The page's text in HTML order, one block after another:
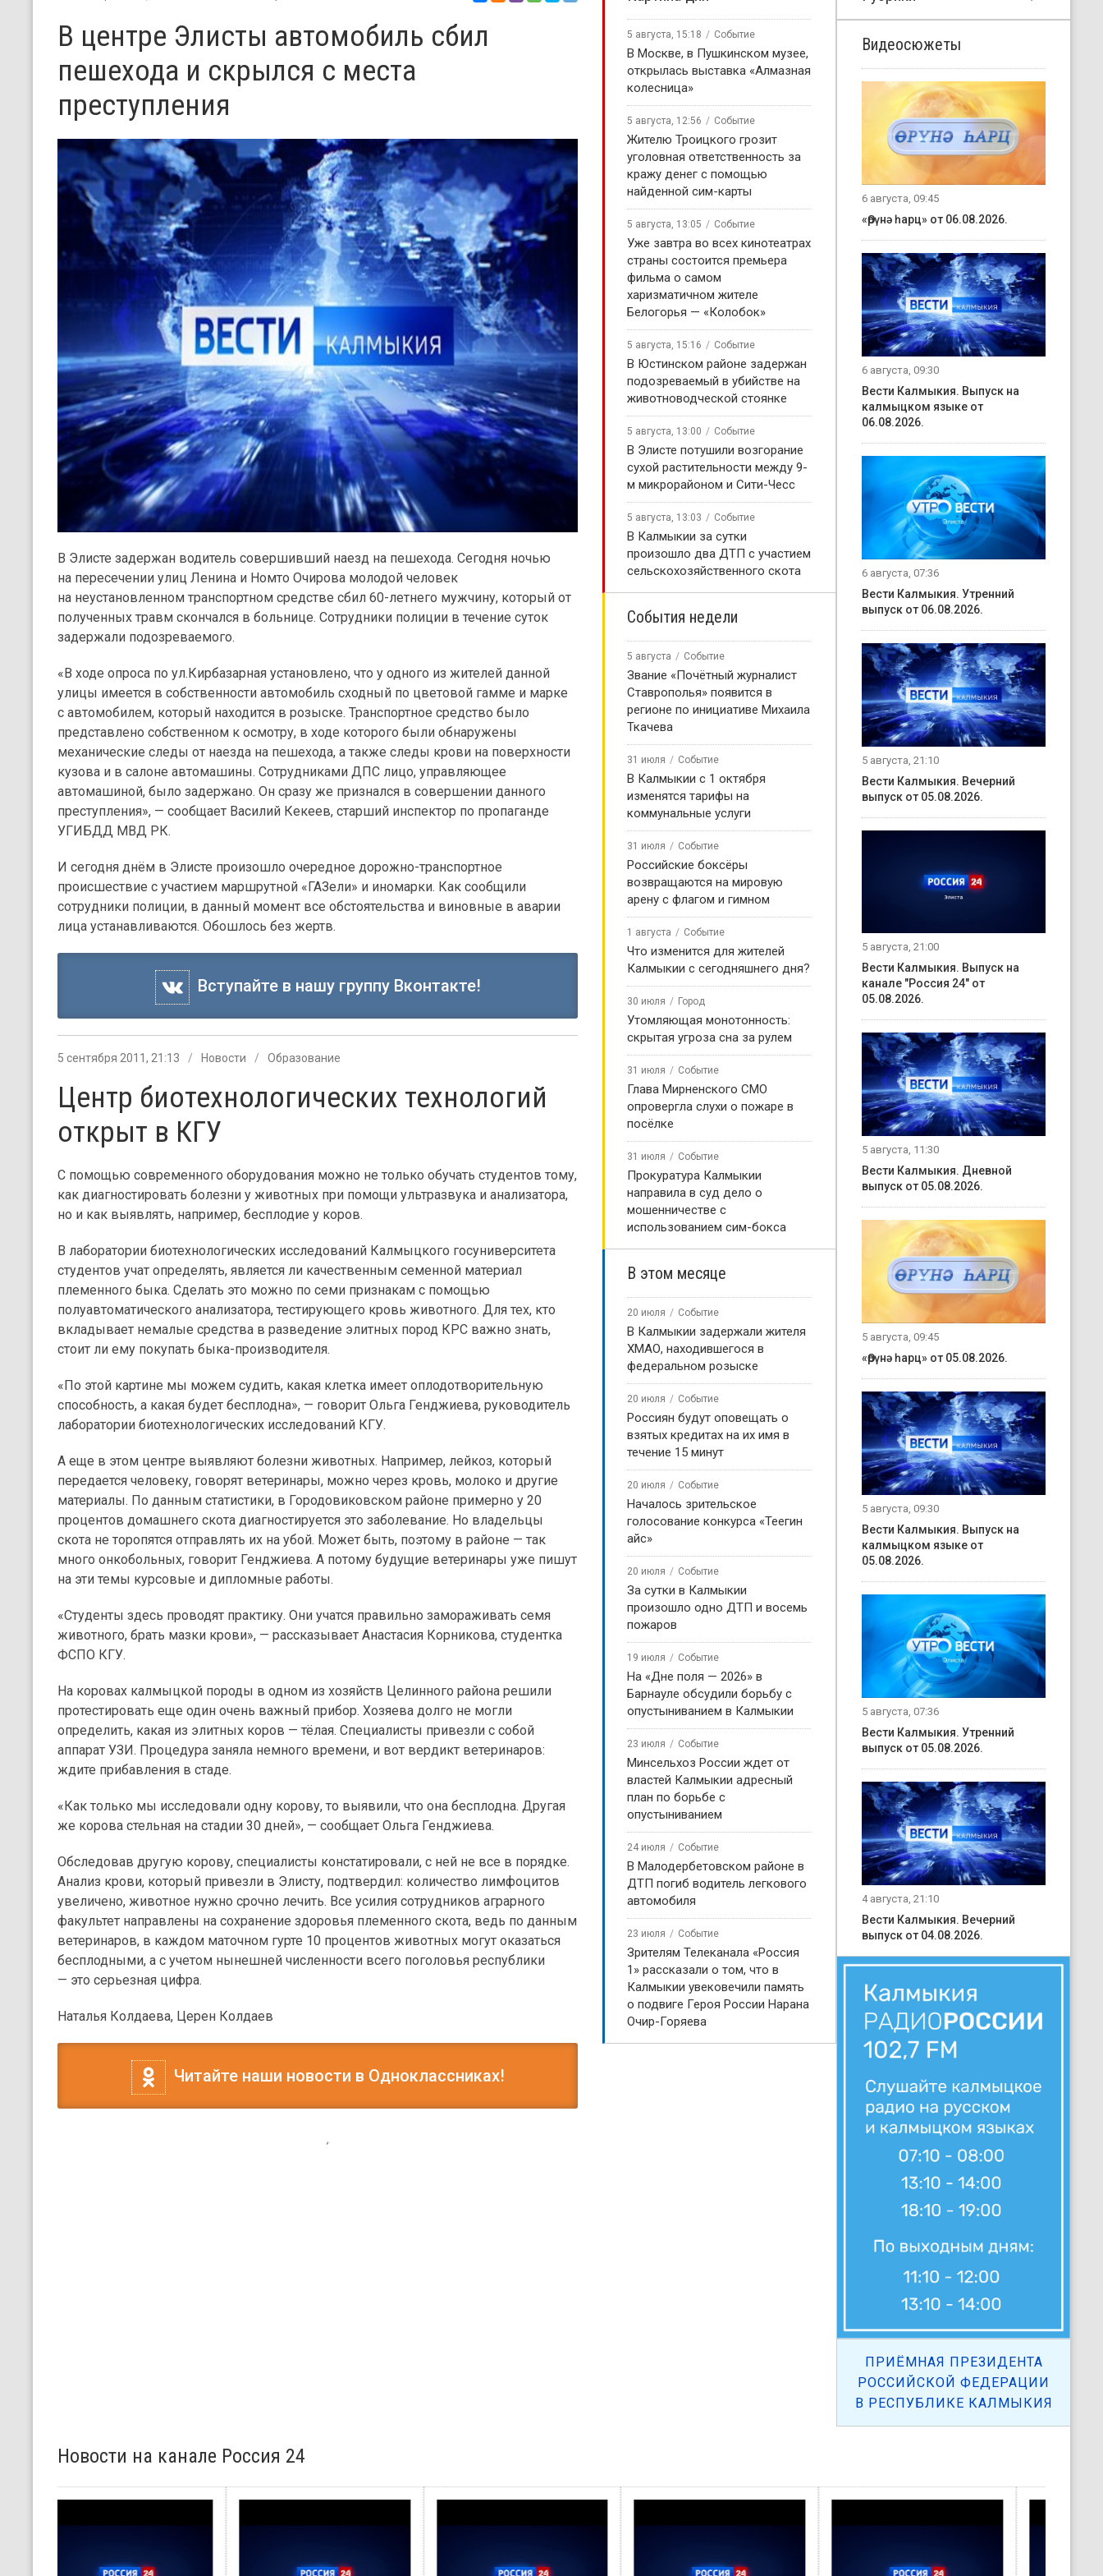
В центре Элисты автомобиль сбил
пешехода и скрылся с места
преступления
В Элисте задержан водитель совершивший наезд на пешехода. Сегодня ночью
на пересечении улиц Ленина и Номто Очирова молодой человек
на неустановленном транспортном средстве сбил 60-летнего мужчину, который от
полученных травм скончался в больнице. Сотрудники полиции в течение суток
задержали подозреваемого.
«В ходе опроса по ул.Кирбазарная установлено, что у одного из жителей данной
улицы имеется в собственности автомобиль сходный по цветовой гамме и марке
с автомобилем, который находится в розыске. Транспортное средство было
представлено собственном к осмотру, в ходе которого были обнаружены
механические следы от наезда на пешехода, а также следы крови на поверхности
кузова и в салоне автомашины. Сотрудниками ДПС лицо, управляющее
автомашиной, было задержано. Он сразу же признался в совершении данного
преступления», — сообщает Василий Кекеев, старший инспектор по пропаганде
УГИБДД МВД РК.
И сегодня днём в Элисте произошло очередное дорожно-транспортное
происшествие с участием маршрутной «ГАЗели» и иномарки. Как сообщили
сотрудники полиции, в данный момент все обстоятельства и виновные в аварии
лица устанавливаются. Обошлось без жертв.
Вступайте в нашу группу Вконтакте!
5 сентября 2011, 21:13 Новости Образование
Центр биотехнологических технологий
открыт в КГУ
С помощью современного оборудования можно не только обучать студентов тому,
как диагностировать болезни у животных при помощи ультразвука и анализатора,
но и как выявлять, например, бесплодие у коров.
В лаборатории биотехнологических исследований Калмыцкого госуниверситета
студентов учат определять, является ли качественным семенной материал
племенного быка. Сделать это можно по семи признакам с помощью
полуавтоматического анализатора, тестирующего кровь животного. Для тех, кто
вкладывает немалые средства в разведение элитных пород КРС важно знать,
стоит ли ему покупать быка-производителя.
«По этой картине мы можем судить, какая клетка имеет оплодотворительную
способность, а какая будет бесплодна», — говорит Ольга Генджиева, руководитель
лаборатории биотехнологических исследований КГУ.
А еще в этом центре выявляют болезни животных. Например, лейкоз, который
передается человеку, говорят ветеринары, можно через кровь, молоко и другие
материалы. По данным статистики, в Городовиковском районе примерно у 20
процентов домашнего скота диагностируется это заболевание. Но владельцы
скота не торопятся отправлять их на убой. Может быть, поэтому в районе — так
много онкобольных, говорит Генджиева. А потому будущие ветеринары уже пишут
на эти темы курсовые и дипломные работы.
«Студенты здесь проводят практику. Они учатся правильно замораживать семя
животного, брать мазки крови», — рассказывает Анастасия Корникова, студентка
ФСПО КГУ.
На коровах калмыцкой породы в одном из хозяйств Целинного района решили
протестировать еще один очень важный прибор. Хозяева долго не могли
определить, какая из элитных коров — тёлая. Специалисты привезли с собой
аппарат УЗИ. Процедура заняла немного времени, и вот вердикт ветеринаров:
ждите прибавления в стаде.
«Как только мы исследовали одну корову, то выявили, что она бесплодна. Другая
же корова стельная на стадии 30 дней», — сообщает Ольга Генджиева.
Обследовав другую корову, специалисты констатировали, с ней не все в порядке.
Анализ крови, который привезли в Элисту, подтвердил: количество лимфоцитов
увеличено, животное нужно срочно лечить. Все усилия сотрудников аграрного
факультет направлены на сохранение здоровья племенного скота, ведь по данным
ветеринаров, в каждом маточном гурте 10 процентов животных могут оказаться
бесплодными, а с учетом нынешней численности всего поголовья республики
— это серьезная цифра.
Наталья Колдаева, Церен Колдаев
Читайте наши новости в Одноклассниках!
5 августа, 15:18 Событие
В Москве, в Пушкинском музее,
открылась выставка «Алмазная
колесница»
5 августа, 12:56 Событие
Жителю Троицкого грозит
уголовная ответственность за
кражу денег с помощью
найденной сим-карты
5 августа, 13:05 Событие
Уже завтра во всех кинотеатрах
страны состоится премьера
фильма о самом
харизматичном жителе
Белогорья — «Колобок»
5 августа, 15:16 Событие
В Юстинском районе задержан
подозреваемый в убийстве на
животноводческой стоянке
5 августа, 13:00 Событие
В Элисте потушили возгорание
сухой растительности между 9-
м микрорайоном и Сити-Чесс
5 августа, 13:03 Событие
В Калмыкии за сутки
произошло два ДТП с участием
сельскохозяйственного скота
События недели
5 августа Событие
Звание «Почётный журналист
Ставрополья» появится в
регионе по инициативе Михаила
Ткачева
31 июля Событие
В Калмыкии с 1 октября
изменятся тарифы на
коммунальные услуги
31 июля Событие
Российские боксёры
возвращаются на мировую
арену с флагом и гимном
1 августа Событие
Что изменится для жителей
Калмыкии с сегодняшнего дня?
30 июля Город
Утомляющая монотонность:
скрытая угроза сна за рулем
31 июля Событие
Глава Мирненского СМО
опровергла слухи о пожаре в
посёлке
31 июля Событие
Прокуратура Калмыкии
направила в суд дело о
мошенничестве с
использованием сим-бокса
В этом месяце
20 июля Событие
В Калмыкии задержали жителя
ХМАО, находившегося в
федеральном розыске
20 июля Событие
Россиян будут оповещать о
взятых кредитах на их имя в
течение 15 минут
20 июля Событие
Началось зрительское
голосование конкурса «Теегин
айс»
20 июля Событие
За сутки в Калмыкии
произошло одно ДТП и восемь
пожаров
19 июля Событие
На «Дне поля — 2026» в
Барнауле обсудили борьбу с
опустыниванием в Калмыкии
23 июля Событие
Минсельхоз России ждет от
властей Калмыкии адресный
план по борьбе с
опустыниванием
24 июля Событие
В Малодербетовском районе в
ДТП погиб водитель легкового
автомобиля
23 июля Событие
Зрителям Телеканала «Россия
1» рассказали о том, что в
Калмыкии увековечили память
о подвиге Героя России Нарана
Очир-Горяева
Видеосюжеты
6 августа, 09:45
«Өрүнә һарц» от 06.08.2026.
6 августа, 09:30
Вести Калмыкия. Выпуск на
калмыцком языке от
06.08.2026.
6 августа, 07:36
Вести Калмыкия. Утренний
выпуск от 06.08.2026.
5 августа, 21:10
Вести Калмыкия. Вечерний
выпуск от 05.08.2026.
5 августа, 21:00
Вести Калмыкия. Выпуск на
канале "Россия 24" от
05.08.2026.
5 августа, 11:30
Вести Калмыкия. Дневной
выпуск от 05.08.2026.
5 августа, 09:45
«Өрүнә һарц» от 05.08.2026.
5 августа, 09:30
Вести Калмыкия. Выпуск на
калмыцком языке от
05.08.2026.
5 августа, 07:36
Вести Калмыкия. Утренний
выпуск от 05.08.2026.
4 августа, 21:10
Вести Калмыкия. Вечерний
выпуск от 04.08.2026.
ПРИЁМНАЯ ПРЕЗИДЕНТА
РОССИЙСКОЙ ФЕДЕРАЦИИ
В РЕСПУБЛИКЕ КАЛМЫКИЯ
Новости на канале Россия 24